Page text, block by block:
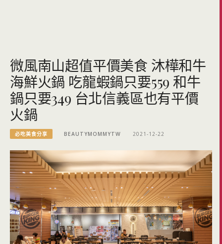
微風南山超值平價美食 沐樺和牛
海鮮火鍋 吃龍蝦鍋只要559 和牛
鍋只要349 台北信義區也有平價
火鍋
必吃美食分享 BEAUTYMOMMYTW 2021-12-22